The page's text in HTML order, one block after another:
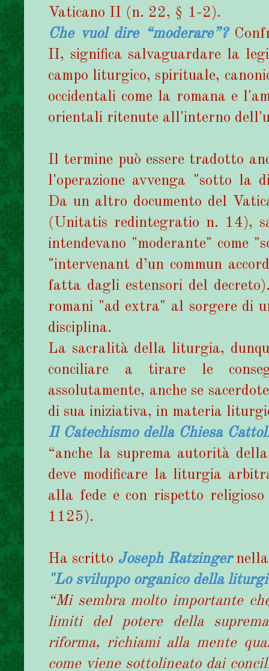
Vaticano II (n. 22, § 1-2).
Che vuol dire “moderare”?
II, significa salvaguardare la
campo liturgico, spirituale,
occidentali come la romana e
orientali ritenute all'interno
Il termine può essere tradotto
l'operazione avvenga "sotto la
Da un altro documento del
(Unitatis redintegratio n. 14),
intendevano "moderante" come
"intervenant d’un commun
fatta dagli estensori del
romani "ad extra" al sorgere di
disciplina.
La sacralità della liturgia,
conciliare a tirare le
assolutamente, anche se
di sua iniziativa, in materia
Il Catechismo della Chiesa
“anche la suprema autorità
deve modificare la liturgia
alla fede e con rispetto
1125).
Ha scritto Joseph Ratzingernella
"Lo sviluppo organico della
“Mi sembra molto importante
limiti del potere della
riforma, richiami alla mente
come viene sottolineato dai